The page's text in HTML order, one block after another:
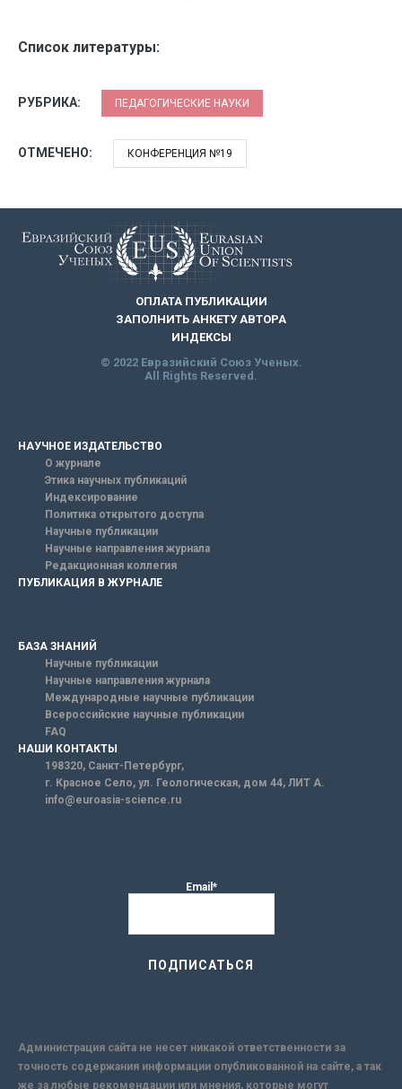
Список литературы:
РУБРИКА: ПЕДАГОГИЧЕСКИЕ НАУКИ
ОТМЕЧЕНО: КОНФЕРЕНЦИЯ №19
ОПЛАТА ПУБЛИКАЦИИ
ЗАПОЛНИТЬ АНКЕТУ АВТОРА
ИНДЕКСЫ
© 2022 Евразийский Союз Ученых.
All Rights Reserved.
НАУЧНОЕ ИЗДАТЕЛЬСТВО
О журнале
Этика научных публикаций
Индексирование
Политика открытого доступа
Научные публикации
Научные направления журнала
Редакционная коллегия
ПУБЛИКАЦИЯ В ЖУРНАЛЕ
БАЗА ЗНАНИЙ
Научные публикации
Научные направления журнала
Международные научные публикации
Всероссийские научные публикации
FAQ
НАШИ КОНТАКТЫ
198320, Санкт-Петербург,
г. Красное Село, ул. Геологическая, дом 44, ЛИТ А.
info@euroasia-science.ru
Email*
Администрация сайта не несет никакой ответственности за
точность содержания информации опубликованной на сайте, а так
же за любые рекомендации или мнения, которые могут